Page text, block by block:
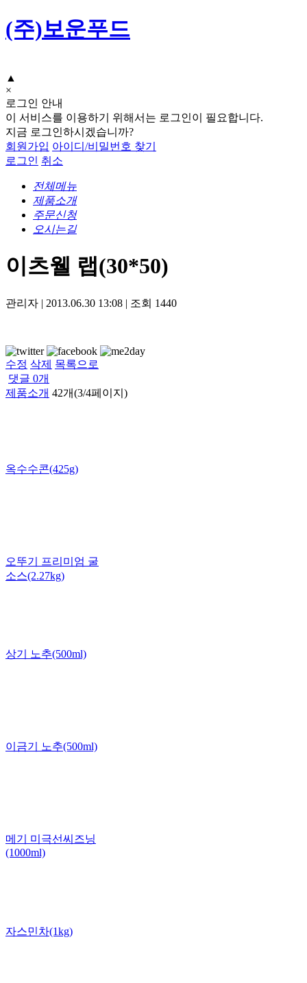
(주)보운푸드
▲
×
로그인 안내
이 서비스를 이용하기 위해서는 로그인이 필요합니다.
지금 로그인하시겠습니까?
회원가입 아이디/비밀번호 찾기
로그인 취소
전체메뉴
제품소개
주문신청
오시는길
이츠웰 랩(30*50)
관리자 | 2013.06.30 13:08 | 조회 1440
수정 삭제 목록으로
댓글 0개
제품소개 42개(3/4페이지)
옥수수콘(425g)
오뚜기 프리미엄 굴
소스(2.27kg)
상기 노추(500ml)
이금기 노추(500ml)
메기 미극선씨즈닝
(1000ml)
자스민차(1kg)